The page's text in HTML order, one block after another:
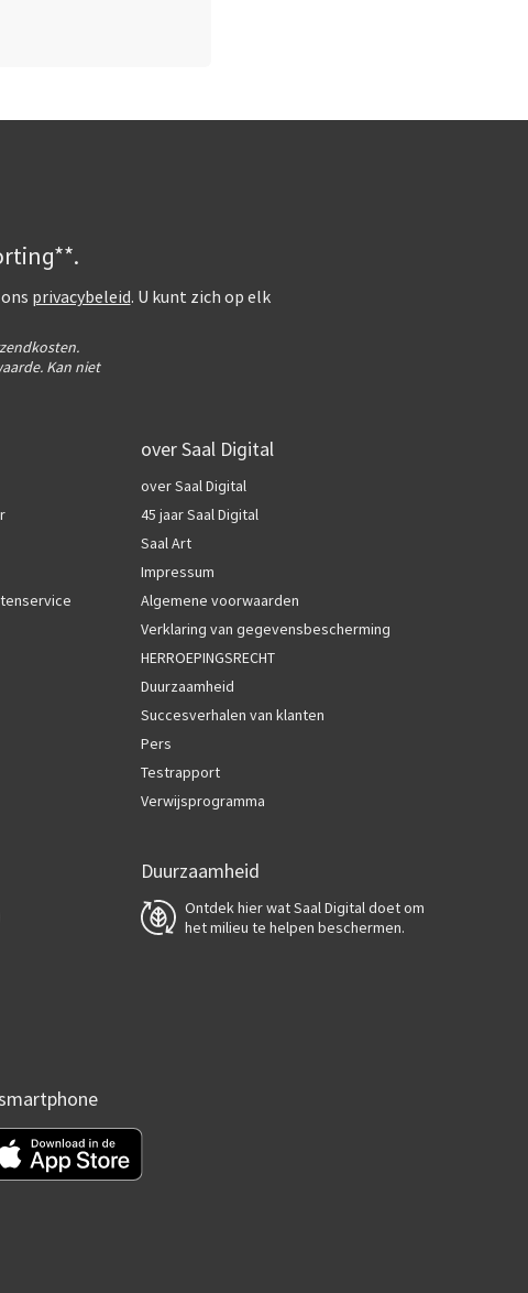
privacybeleid. U kunt zich op elk
Kan niet
over Saal Digital
over Saal Digital
45 jaar Saal Digital
Saal Art
Impressum
Algemene voorwaarden
Verklaring van gegevensbescherming
HERROEPINGSRECHT
Duurzaamheid
Succesverhalen van klanten
Pers
Testrapport
Verwijsprogramma
Duurzaamheid
Ontdek hier wat Saal Digital doet om
het milieu te helpen beschermen.